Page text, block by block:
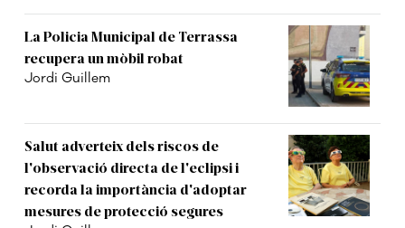
La Policia Municipal de Terrassa
recupera un mòbil robat
Jordi Guillem
Salut adverteix dels riscos de
l'observació directa de l'eclipsi i
recorda la importància d'adoptar
mesures de protecció segures